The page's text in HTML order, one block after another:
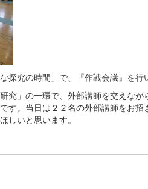
究の時間」で、『作戦会議』を行
究」の一環で、外部講師を交えな
す。当日は２２名の外部講師をお
しいと思います。